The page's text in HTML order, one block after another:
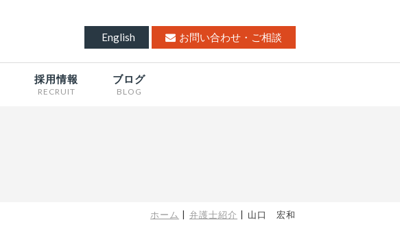
English お問い合わせ・ご相談
採用情報
RECRUIT
ブログ
BLOG
ホーム 弁護士紹介 山口 宏和